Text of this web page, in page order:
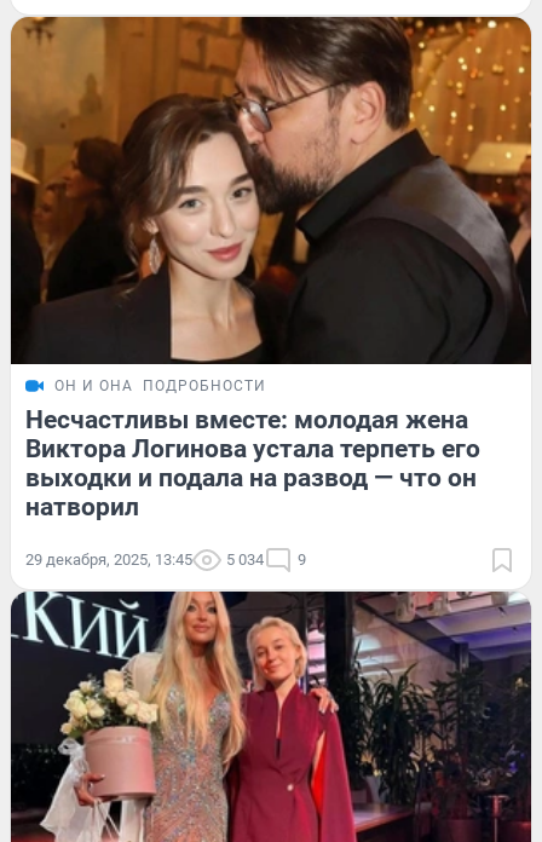
ОН И ОНА ПОДРОБНОСТИ
Несчастливы вместе: молодая жена
Виктора Логинова устала терпеть его
выходки и подала на развод — что он
натворил
29 декабря, 2025, 13:45 5 034 9